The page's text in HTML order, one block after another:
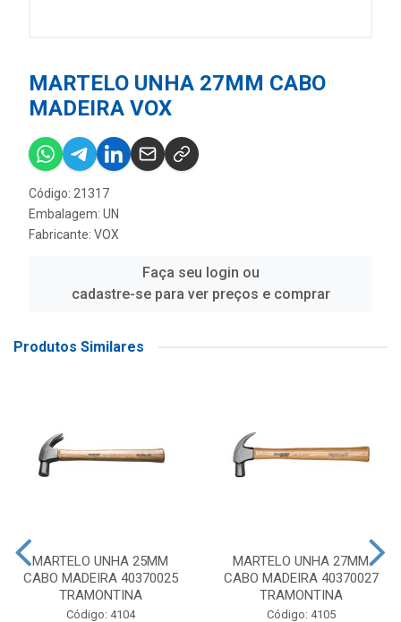
MARTELO UNHA 27MM CABO
MADEIRA VOX
Código: 21317
Embalagem: UN
Fabricante: VOX
Faça seu login ou
cadastre-se para ver preços e comprar
Produtos Similares
MARTELO UNHA 25MM
CABO MADEIRA 40370025
TRAMONTINA
Código: 4104
MARTELO UNHA 27MM
CABO MADEIRA 40370027
TRAMONTINA
Código: 4105